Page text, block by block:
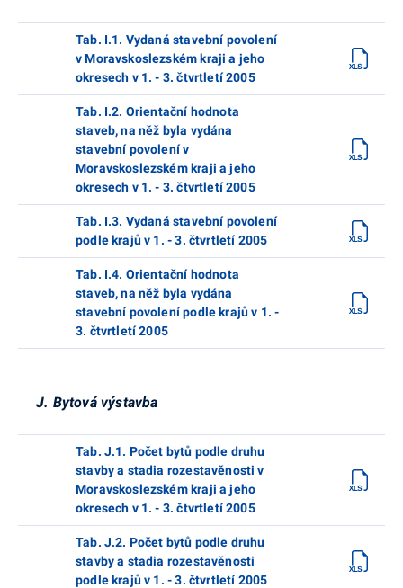
Tab. I.1. Vydaná stavební povolení
v Moravskoslezském kraji a jeho
okresech v 1. - 3. čtvrtletí 2005
Tab. I.2. Orientační hodnota
staveb, na něž byla vydána
stavební povolení v
Moravskoslezském kraji a jeho
okresech v 1. - 3. čtvrtletí 2005
Tab. I.3. Vydaná stavební povolení
podle krajů v 1. - 3. čtvrtletí 2005
Tab. I.4. Orientační hodnota
staveb, na něž byla vydána
stavební povolení podle krajů v 1. -
3. čtvrtletí 2005
J. Bytová výstavba
Tab. J.1. Počet bytů podle druhu
stavby a stadia rozestavěnosti v
Moravskoslezském kraji a jeho
okresech v 1. - 3. čtvrtletí 2005
Tab. J.2. Počet bytů podle druhu
stavby a stadia rozestavěnosti
podle krajů v 1. - 3. čtvrtletí 2005